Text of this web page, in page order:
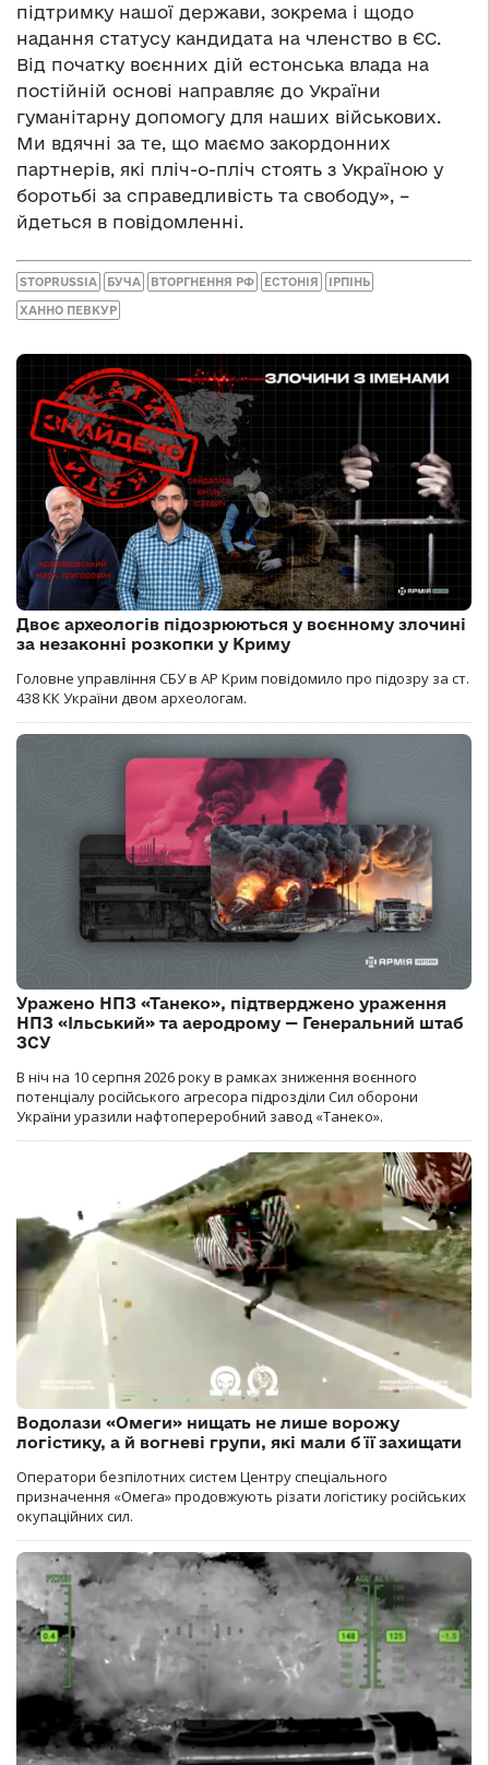
підтримку нашої держави, зокрема і щодо
надання статусу кандидата на членство в ЄС.
Від початку воєнних дій естонська влада на
постійній основі направляє до України
гуманітарну допомогу для наших військових.
Ми вдячні за те, що маємо закордонних
партнерів, які пліч-о-пліч стоять з Україною у
боротьбі за справедливість та свободу», –
йдеться в повідомленні.
STOPRUSSIA БУЧА ВТОРГНЕННЯ РФ ЕСТОНІЯ ІРПІНЬ
ХАННО ПЕВКУР
Двоє археологів підозрюються у воєнному злочині
за незаконні розкопки у Криму
Головне управління СБУ в АР Крим повідомило про підозру за ст.
438 КК України двом археологам.
Уражено НПЗ «Танеко», підтверджено ураження
НПЗ «Ільський» та аеродрому — Генеральний штаб
ЗСУ
В ніч на 10 серпня 2026 року в рамках зниження воєнного
потенціалу російського агресора підрозділи Сил оборони
України уразили нафтопереробний завод «Танеко».
Водолази «Омеги» нищать не лише ворожу
логістику, а й вогневі групи, які мали б її захищати
Оператори безпілотних систем Центру спеціального
призначення «Омега» продовжують різати логістику російських
окупаційних сил.